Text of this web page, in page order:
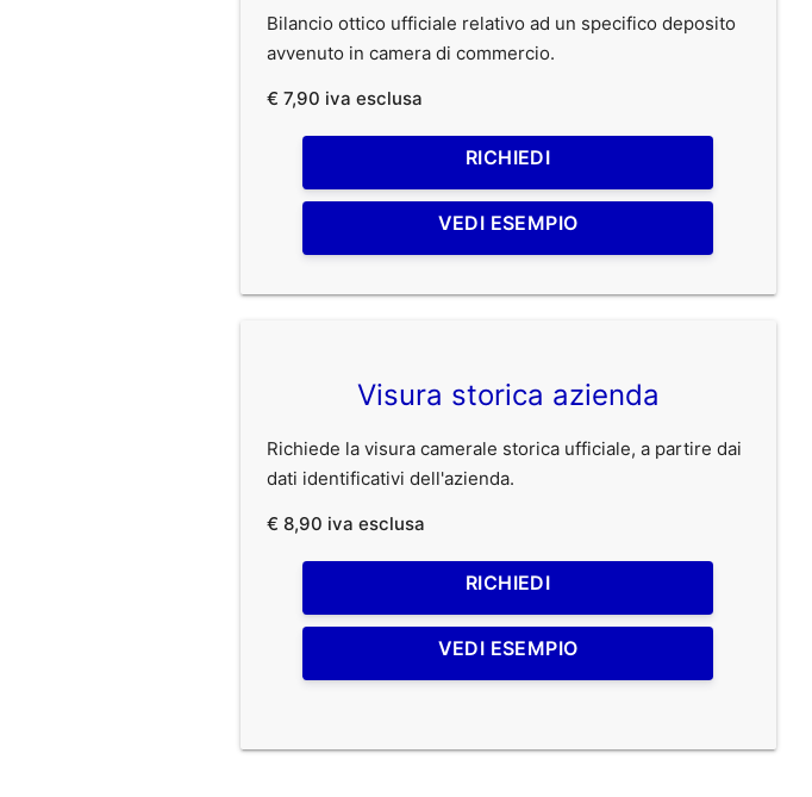
Bilancio ottico ufficiale relativo ad un specifico deposito
avvenuto in camera di commercio.
€ 7,90 iva esclusa
RICHIEDI
VEDI ESEMPIO
Visura storica azienda
Richiede la visura camerale storica ufficiale, a partire dai
dati identificativi dell'azienda.
€ 8,90 iva esclusa
RICHIEDI
VEDI ESEMPIO